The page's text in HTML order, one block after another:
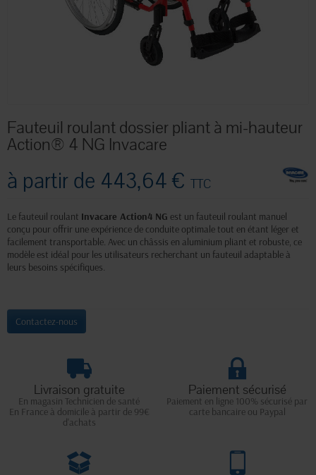
Fauteuil roulant dossier pliant à mi-hauteur
Action® 4 NG Invacare
à partir de 443,64 € TTC
Le fauteuil roulant Invacare Action4 NG est un fauteuil roulant manuel
conçu pour offrir une expérience de conduite optimale tout en étant léger et
facilement transportable. Avec un châssis en aluminium pliant et robuste, ce
modèle est idéal pour les utilisateurs recherchant un fauteuil adaptable à
leurs besoins spécifiques.
Contactez-nous
Livraison gratuite
En magasin Technicien de santé
En France à domicile à partir de 99€
d'achats
Paiement sécurisé
Paiement en ligne 100% sécurisé par
carte bancaire ou Paypal